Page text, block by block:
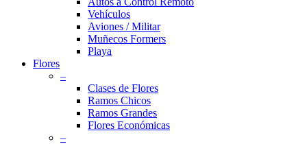
Vehículos
Aviones / Militar
Muñecos Formers
Playa
Flores
–
Clases de Flores
Ramos Chicos
Ramos Grandes
Flores Económicas
–